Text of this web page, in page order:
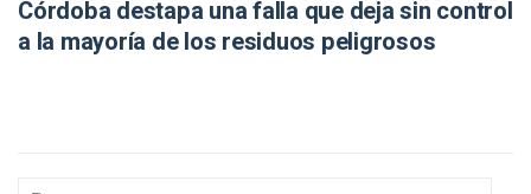
Córdoba destapa una falla que deja sin control
a la mayoría de los residuos peligrosos